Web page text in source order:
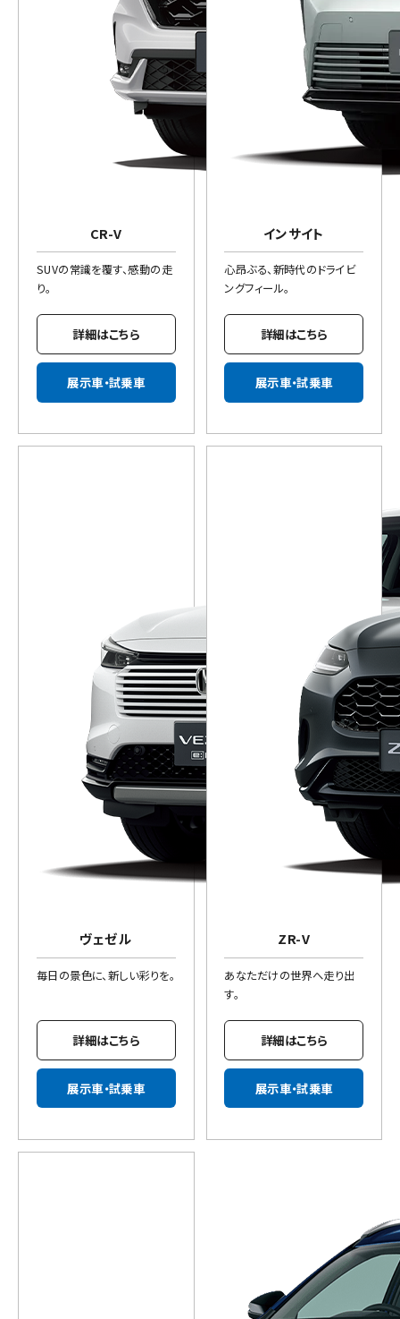
CR-V
SUVの常識を覆す、感動の走
り。
詳細はこちら
展示車・試乗車
インサイト
心昂ぶる、新時代のドライビ
ングフィール。
詳細はこちら
展示車・試乗車
ヴェゼル
毎日の景色に、新しい彩りを。
詳細はこちら
展示車・試乗車
ZR-V
あなただけの世界へ走り出
す。
詳細はこちら
展示車・試乗車